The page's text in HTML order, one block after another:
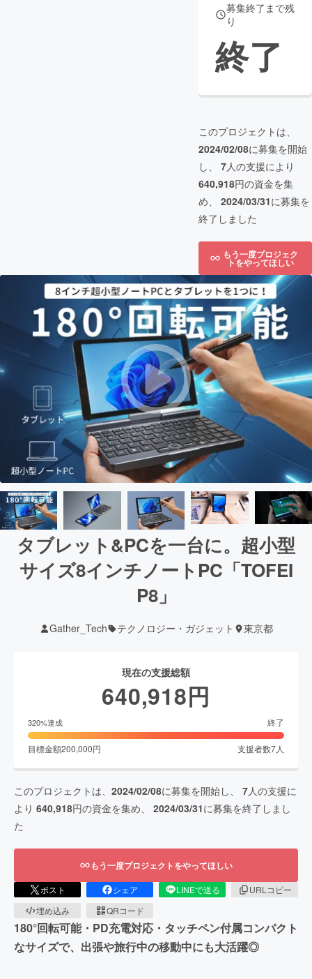
募集終了まで残
り
終了
このプロジェクトは、
2024/02/08に募集を開始
し、 7人の支援により
640,918円の資金を集
め、 2024/03/31に募集を
終了しました
もう一度プロジェク
トをやってほしい
タブレット&PCを一台に。超小型
サイズ8インチノートPC「TOFEI
P8」
Gather_Tech テクノロジー・ガジェット 東京都
現在の支援総額
640,918円
320%達成 終了
目標金額200,000円 支援者数7人
このプロジェクトは、 2024/02/08に募集を開始し、 7人の支援に
より 640,918円の資金を集め、 2024/03/31に募集を終了しまし
た
もう一度プロジェクトをやってほしい
ポスト シェア LINEで送る
URLコピー
埋め込み
QRコード
180°回転可能・PD充電対応・タッチペン付属コンパクト
なサイズで、出張や旅行中の移動中にも大活躍◎